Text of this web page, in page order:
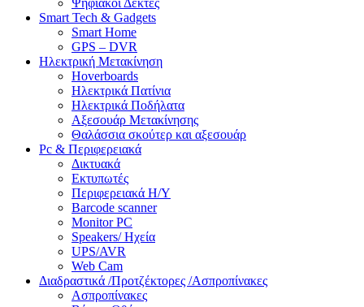
Smart Tech & Gadgets
Smart Home
GPS – DVR
Ηλεκτρική Μετακίνηση
Hoverboards
Ηλεκτρικά Πατίνια
Ηλεκτρικά Ποδήλατα
Αξεσουάρ Μετακίνησης
Θαλάσσια σκούτερ και αξεσουάρ
Pc & Περιφερειακά
Δικτυακά
Εκτυπωτές
Περιφερειακά Η/Υ
Barcode scanner
Monitor PC
Speakers/ Ηχεία
UPS/AVR
Web Cam
Διαδραστικά /Προτζέκτορες /Ασπροπίνακες
Ασπροπίνακες